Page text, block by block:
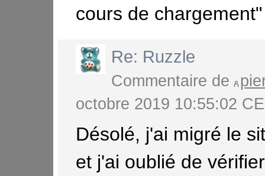
cours de
Re: Ruzzle
Commentaire de
octobre 2019 10:55:02
Désolé, j'ai migré le
et j'ai oublié de